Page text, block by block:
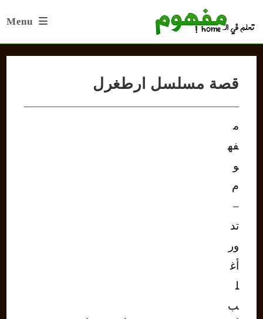
Menu
قصة مسلسل ارطغرل
م
فه
و
م
–
تد
ور
أغ
ل
ب